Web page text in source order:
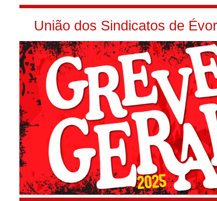
União dos Sindicatos de